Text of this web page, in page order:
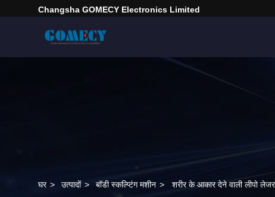
Changsha GOMECY Electronics Limited
घर > उत्पादों > बॉडी स्कल्प्टिंग मशीन > शरीर के आकार देने वाली लीपो